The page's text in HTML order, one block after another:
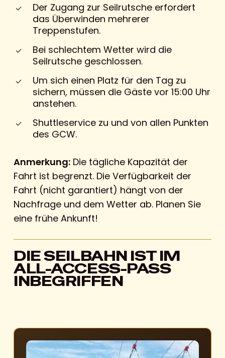
Der Zugang zur Seilrutsche erfordert
das Überwinden mehrerer
Treppenstufen.
Bei schlechtem Wetter wird die
Seilrutsche geschlossen.
Um sich einen Platz für den Tag zu
sichern, müssen die Gäste vor 15:00 Uhr
anstehen.
Shuttleservice zu und von allen Punkten
des GCW.
Anmerkung:Die tägliche Kapazität der
Fahrt ist begrenzt. Die Verfügbarkeit der
Fahrt (nicht garantiert) hängt von der
Nachfrage und dem Wetter ab. Planen Sie
eine frühe Ankunft!
DIE SEILBAHN IST IM
ALL-ACCESS-PASS
INBEGRIFFEN